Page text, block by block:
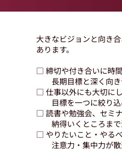
大きなビジョンと向き
あります。
□ 締切や付き合いに時間
長期目標と深く向き
□ 仕事以外にも大切に
目標を一つに絞り込
□ 読書や勉強会、セミ
納得いくところまで
□ やりたいこと・やる
注意力・集中力が散